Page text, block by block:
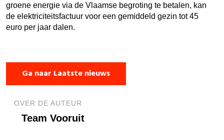
groene energie via de Vlaamse begroting te betalen, kan
de elektriciteitsfactuur voor een gemiddeld gezin tot 45
euro per jaar dalen.
Ga naar Laatste nieuws
OVER DE AUTEUR
Team Vooruit